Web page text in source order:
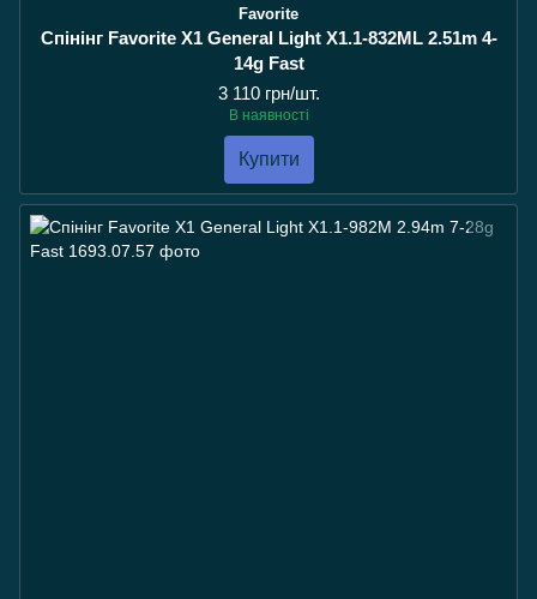
Favorite
Спінінг Favorite X1 General Light X1.1-832ML 2.51m 4-
14g Fast
3 110 грн/шт.
В наявності
Купити